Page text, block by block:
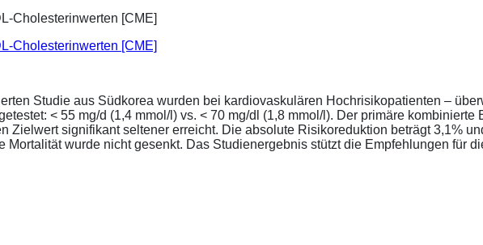
Cholesterinwerten [CME]
Studie aus Südkorea wurden bei kardiovaskulären Hochrisikopatienten –
< 55 mg/d (1,4 mmol/l) vs. < 70 mg/dl (1,8 mmol/l). Der primäre
Zielwert signifikant seltener erreicht. Die absolute Risikoreduktion beträgt 3,1%
Mortalität wurde nicht gesenkt. Das Studienergebnis stützt die Empfehlungen für